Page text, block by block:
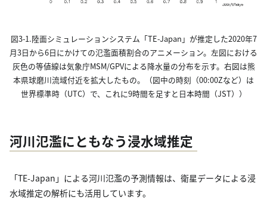
図3-1.陸面シミュレーションシステム「TE-Japan」が推定した2020年7
月3日から6日にかけての氾濫面積割合のアニメーション。左図における
灰色の等値線は気象庁MSM/GPVによる降水量の分布を示す。右図は熊
本県球磨川流域付近を拡大したもの。（図中の時刻（00:00Zなど）は
世界標準時（UTC）で、これに9時間を足すと日本時間（JST））
河川氾濫にともなう浸水域推定
「TE-Japan」による河川氾濫の予測情報は、衛星データによる浸
水域推定の解析にも活用しています。